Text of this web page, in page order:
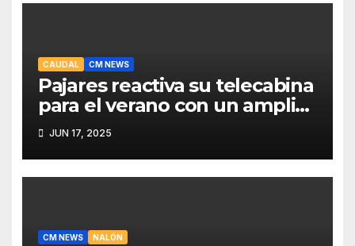
CAUDAL CM NEWS
Pajares reactiva su telecabina
para el verano con un amplio
programa de actividades
JUN 17, 2025
CM NEWS NALÓN